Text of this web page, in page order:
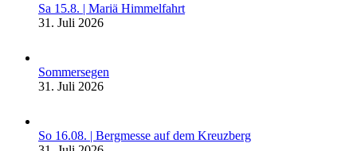
Sa 15.8. | Mariä Himmelfahrt
31. Juli 2026
Sommersegen
31. Juli 2026
So 16.08. | Bergmesse auf dem Kreuzberg